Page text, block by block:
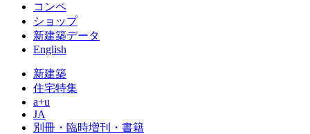
コンペ
ショップ
新建築データ
English
新建築
住宅特集
a+u
JA
別冊・臨時増刊・書籍